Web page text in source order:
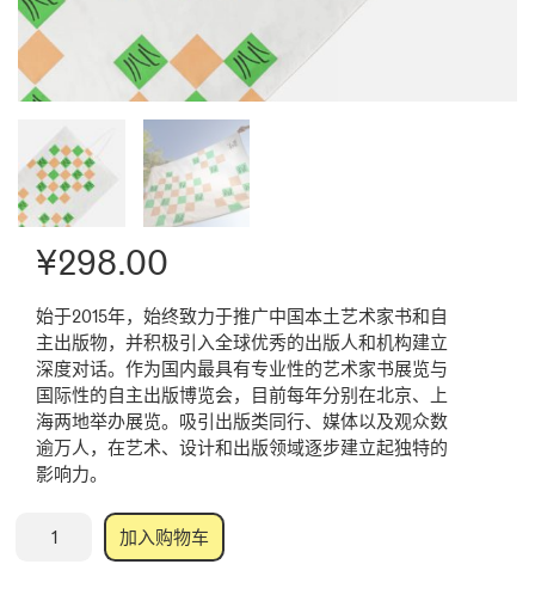
¥298.00
始于2015年，始终致力于推广中国本土艺术家书和自
主出版物，并积极引入全球优秀的出版人和机构建立
深度对话。作为国内最具有专业性的艺术家书展览与
国际性的自主出版博览会，目前每年分别在北京、上
海两地举办展览。吸引出版类同行、媒体以及观众数
逾万人，在艺术、设计和出版领域逐步建立起独特的
影响力。
加入购物车